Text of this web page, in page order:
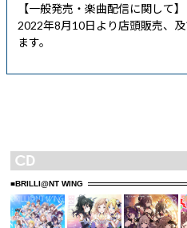
【一般発売・楽曲配信に関して】
2022年8月10日より店頭販売、
ます。
■BRILLI@NT WING